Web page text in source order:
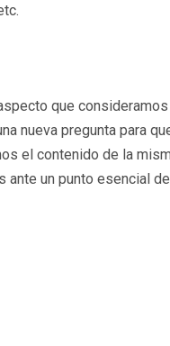
que
nueva pregunta para
el contenido de la
un punto esencial